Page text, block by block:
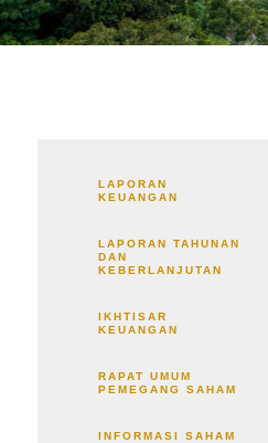
LAPORAN
KEUANGAN
LAPORAN TAHUNAN
DAN
KEBERLANJUTAN
IKHTISAR
KEUANGAN
RAPAT UMUM
PEMEGANG SAHAM
INFORMASI SAHAM